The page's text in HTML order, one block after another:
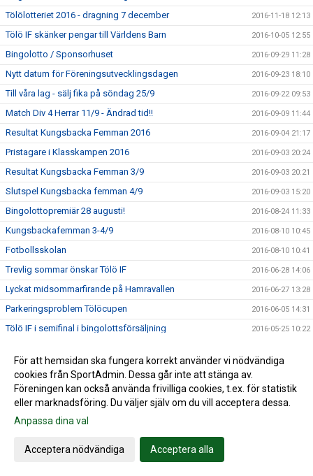
Tölölotteriet 2016 - dragning 7 december 2016-11-18 12:13
Tölö IF skänker pengar till Världens Barn 2016-10-05 12:55
Bingolotto / Sponsorhuset 2016-09-29 11:28
Nytt datum för Föreningsutvecklingsdagen 2016-09-23 18:10
Till våra lag - sälj fika på söndag 25/9 2016-09-22 09:53
Match Div 4 Herrar 11/9 - Ändrad tid!! 2016-09-09 11:44
Resultat Kungsbacka Femman 2016 2016-09-04 21:17
Pristagare i Klasskampen 2016 2016-09-03 20:24
Resultat Kungsbacka Femman 3/9 2016-09-03 20:21
Slutspel Kungsbacka femman 4/9 2016-09-03 15:20
Bingolottopremiär 28 augusti! 2016-08-24 11:33
Kungsbackafemman 3-4/9 2016-08-10 10:45
Fotbollsskolan 2016-08-10 10:41
Trevlig sommar önskar Tölö IF 2016-06-28 14:06
Lyckat midsommarfirande på Hamravallen 2016-06-27 13:28
Parkeringsproblem Tölöcupen 2016-06-05 14:31
Tölö IF i semifinal i bingolottsförsäljning 2016-05-25 10:22
det!
F19 match på Hamravallen nu på måndag 2/5 kl. 19.00 2016-04-29 17:28
Tölö IF i kvartsfinal i bingolottsförsäljning 2016-04-26 13:03
Anmälan Tölöcupen
Flytt av domänpekning
För att hemsidan ska fungera korrekt använder vi nödvändiga
cookies från SportAdmin. Dessa går inte att stänga av.
Föreningen kan också använda frivilliga cookies, t.ex. för statistik
eller marknadsföring. Du väljer själv om du vill acceptera dessa.
Anpassa dina val
Acceptera nödvändiga Acceptera alla